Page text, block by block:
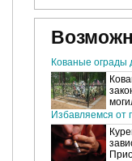
Кованые ограды
Избавляемся от